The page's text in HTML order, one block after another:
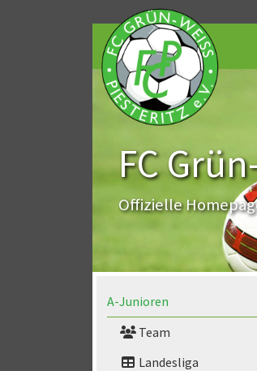
FC
Offizielle
A-Junioren
Team
Landesliga